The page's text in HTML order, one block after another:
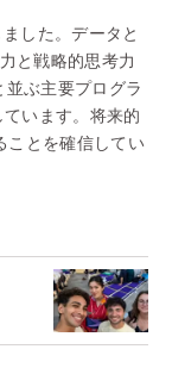
した。データと
と戦略的思考力
ぶ主要プログラ
います。将来的
ことを確信してい